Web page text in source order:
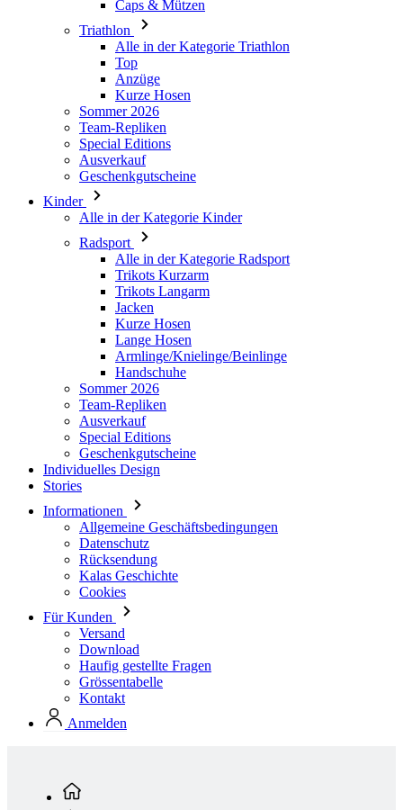
Caps & Mützen
Triathlon
Alle in der Kategorie Triathlon
Top
Anzüge
Kurze Hosen
Sommer 2026
Team-Repliken
Special Editions
Ausverkauf
Geschenkgutscheine
Kinder
Alle in der Kategorie Kinder
Radsport
Alle in der Kategorie Radsport
Trikots Kurzarm
Trikots Langarm
Jacken
Kurze Hosen
Lange Hosen
Armlinge/Knielinge/Beinlinge
Handschuhe
Sommer 2026
Team-Repliken
Ausverkauf
Special Editions
Geschenkgutscheine
Individuelles Design
Stories
Informationen
Allgemeine Geschäftsbedingungen
Datenschutz
Rücksendung
Kalas Geschichte
Cookies
Für Kunden
Versand
Download
Haufig gestellte Fragen
Grössentabelle
Kontakt
Anmelden